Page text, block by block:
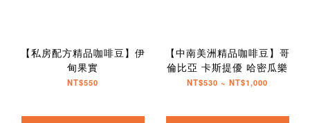
【私房配方精品咖啡豆】伊
甸果實
NT$550
【中南美洲精品咖啡豆】哥
倫比亞 卡斯提優 哈密瓜樂
NT$530 ~ NT$1,000